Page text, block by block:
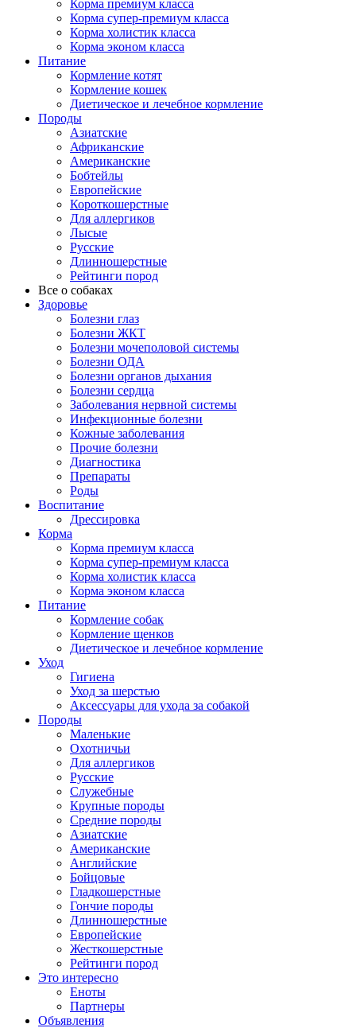
Корма премиум класса
Корма супер-премиум класса
Корма холистик класса
Корма эконом класса
Питание
Кормление котят
Кормление кошек
Диетическое и лечебное кормление
Породы
Азиатские
Африканские
Американские
Бобтейлы
Европейские
Короткошерстные
Для аллергиков
Лысые
Русские
Длинношерстные
Рейтинги пород
Все о собаках
Здоровье
Болезни глаз
Болезни ЖКТ
Болезни мочеполовой системы
Болезни ОДА
Болезни органов дыхания
Болезни сердца
Заболевания нервной системы
Инфекционные болезни
Кожные заболевания
Прочие болезни
Диагностика
Препараты
Роды
Воспитание
Дрессировка
Корма
Корма премиум класса
Корма супер-премиум класса
Корма холистик класса
Корма эконом класса
Питание
Кормление собак
Кормление щенков
Диетическое и лечебное кормление
Уход
Гигиена
Уход за шерстью
Аксессуары для ухода за собакой
Породы
Маленькие
Охотничьи
Для аллергиков
Русские
Служебные
Крупные породы
Средние породы
Азиатские
Американские
Английские
Бойцовые
Гладкошерстные
Гончие породы
Длинношерстные
Европейские
Жесткошерстные
Рейтинги пород
Это интересно
Еноты
Партнеры
Объявления